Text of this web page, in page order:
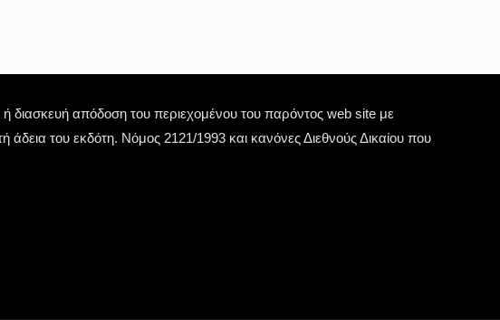
απόδοση του περιεχομένου του παρόντος web site με
του εκδότη. Νόμος 2121/1993 και κανόνες Διεθνούς Δικαίου που